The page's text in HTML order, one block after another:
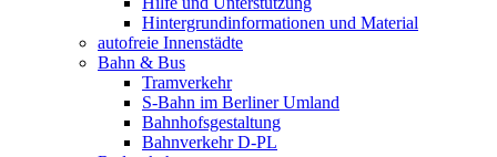
Hintergrundinformationen und Material
autofreie Innenstädte
Bahn & Bus
Tramverkehr
S-Bahn im Berliner Umland
Bahnhofsgestaltung
Bahnverkehr D-PL